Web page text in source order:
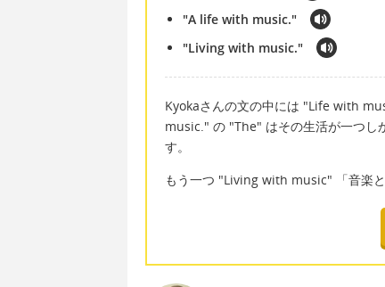
"A life with music."
"Living with music."
Kyokaさんの文の中には "Life with
music." の "The" はその生活が一つし
す。
もう一つ "Living with music" 「音楽